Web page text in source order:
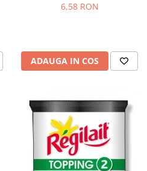
6,58 RON
ADAUGA IN COS